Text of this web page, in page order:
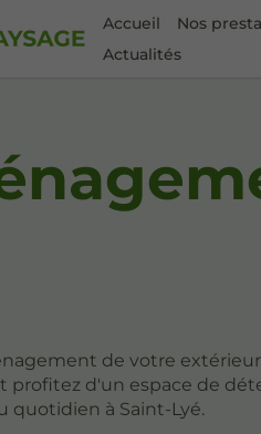
Accueil Nos
Actualités
de votre extérieur
profitez d'un espace de
quotidien à Saint-Lyé.